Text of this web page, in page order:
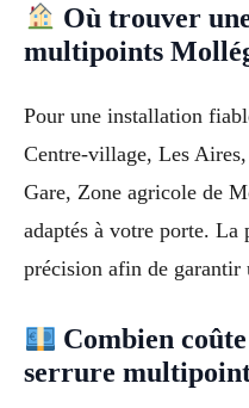
Où trouver
multipoints
Pour une installation
Centre-village, Les
Gare, Zone agricole de
adaptés à votre porte. La
précision afin de
Combien
serrure